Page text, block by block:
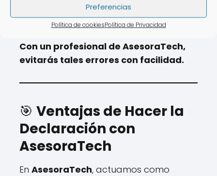
Preferencias
Política de cookiesPolítica de Privacidad
Con un experto de AsesoraTech,
evitarás estos errores fácilmente.
Con un profesional de AsesoraTech,
evitarás tales errores con facilidad.
🎯 Ventajas de Hacer la
Declaración con
AsesoraTech
En AsesoraTech, actuamos como